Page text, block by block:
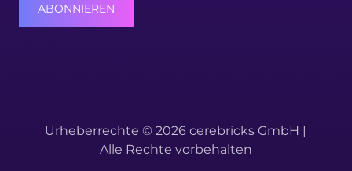
ABONNIEREN
Urheberrechte © 2026 cerebricks GmbH |
Alle Rechte vorbehalten